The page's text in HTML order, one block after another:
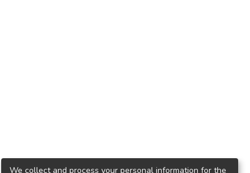
We collect and process your personal information for the